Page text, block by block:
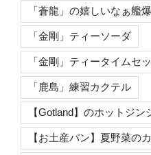
「蒼龍」の嬉しいなぁ艦
「金剛」ティーソーダ
「金剛」ティータイムセ
「鹿島」練習カクテル
【Gotland】のホットジン
【お土産パン】夏野菜の